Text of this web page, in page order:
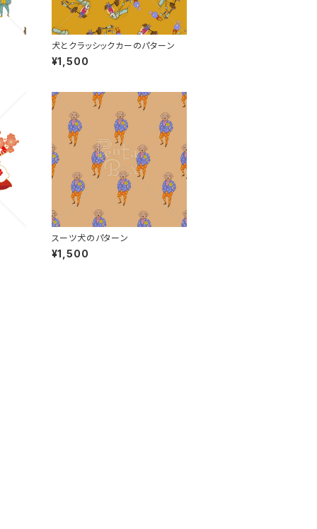
犬とクラッシックカーのパターン
¥1,500
スーツ犬のパターン
¥1,500